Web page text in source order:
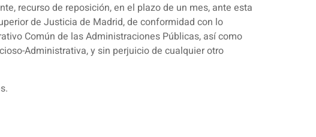
recurso de reposición, en el plazo de un mes, ante esta
de Justicia de Madrid, de conformidad con lo
Común de las Administraciones Públicas, así como
Administrativa, y sin perjuicio de cualquier otro